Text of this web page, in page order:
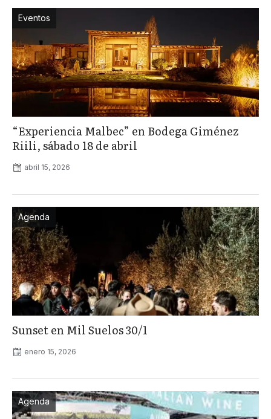
Eventos
“Experiencia Malbec” en Bodega Giménez
Riili, sábado 18 de abril
abril 15, 2026
Agenda
Sunset en Mil Suelos 30/1
enero 15, 2026
Agenda